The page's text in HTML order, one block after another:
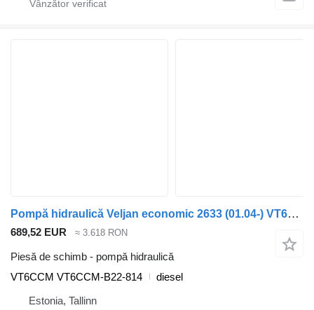
Pompă hidraulică Veljan economic 2633 (01.04-) VT6CCM pentru maşina de gunoi Mercedes-Benz Econic (1998-2014)
689,52 EUR ≈ 3.618 RON
Piesă de schimb - pompă hidraulică
VT6CCM VT6CCM-B22-814
diesel
Estonia, Tallinn